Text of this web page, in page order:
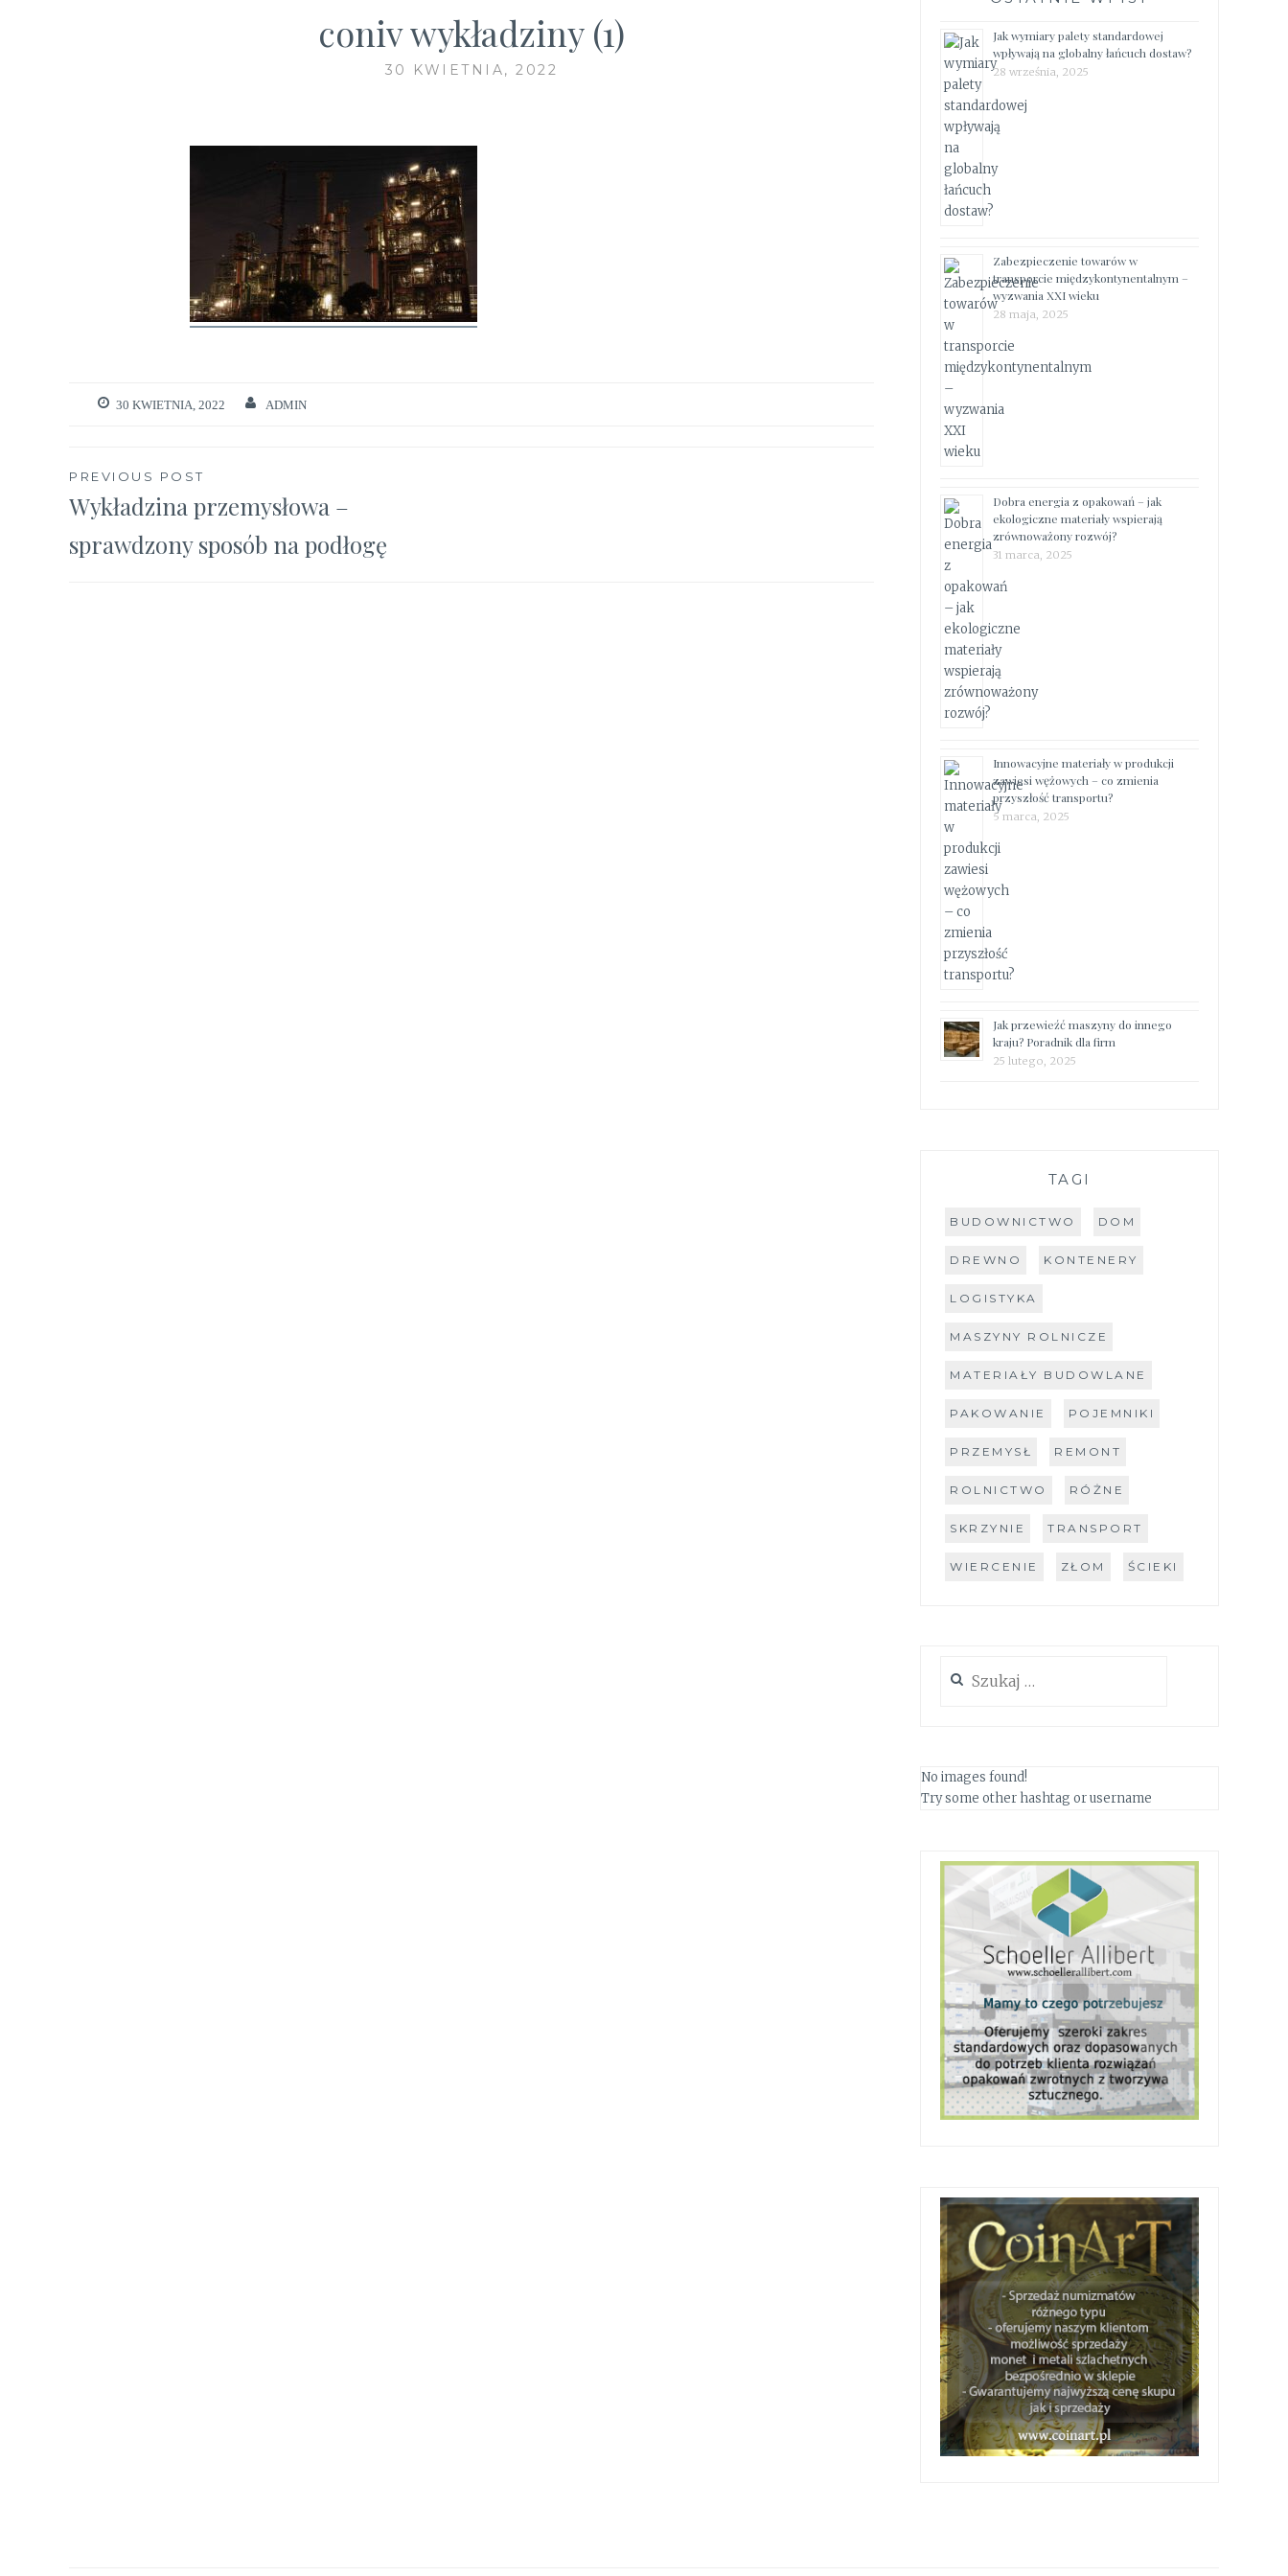
coniv wykładziny (1)
30 KWIETNIA, 2022
30 KWIETNIA, 2022 ADMIN
Nawigacja
wpisu
PREVIOUS POST
Wykładzina przemysłowa –
sprawdzony sposób na podłogę
Jak wymiary palety standardowej
wpływają na globalny łańcuch dostaw?
28 września, 2025
Zabezpieczenie towarów w
transporcie międzykontynentalnym –
wyzwania XXI wieku
28 maja, 2025
Dobra energia z opakowań – jak
ekologiczne materiały wspierają
zrównoważony rozwój?
31 marca, 2025
Innowacyjne materiały w produkcji
zawiesi wężowych – co zmienia
przyszłość transportu?
5 marca, 2025
Jak przewieźć maszyny do innego
kraju? Poradnik dla firm
25 lutego, 2025
TAGI
BUDOWNICTWO DOM
DREWNO KONTENERY
LOGISTYKA
MASZYNY ROLNICZE
MATERIAŁY BUDOWLANE
PAKOWANIE POJEMNIKI
PRZEMYSŁ REMONT
ROLNICTWO RÓŻNE
SKRZYNIE TRANSPORT
WIERCENIE ZŁOM ŚCIEKI
No images found!
Try some other hashtag or username